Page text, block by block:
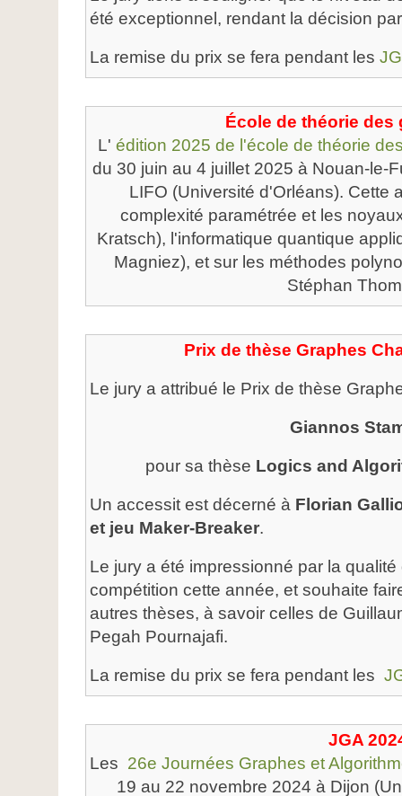
été exceptionnel, rendant la décision
La remise du prix se fera pendant les
École de théorie des
L' édition 2025 de l'école de théorie
du 30 juin au 4 juillet 2025 à Nouan-le-
LIFO (Université d'Orléans). Cette
complexité paramétrée et les
Kratsch), l'informatique quantique
Magniez), et sur les méthodes
Stéphan
Prix de thèse Graphes
Le jury a attribué le Prix de thèse
Giannos
pour sa thèse Logics and
Un accessit est décerné à Florian
et jeu Maker-Breaker.
Le jury a été impressionné par la
compétition cette année, et souhaite
autres thèses, à savoir celles de
Pegah Pournajafi.
La remise du prix se fera pendant les
JGA
Les 26e Journées Graphes et
19 au 22 novembre 2024 à Dijon